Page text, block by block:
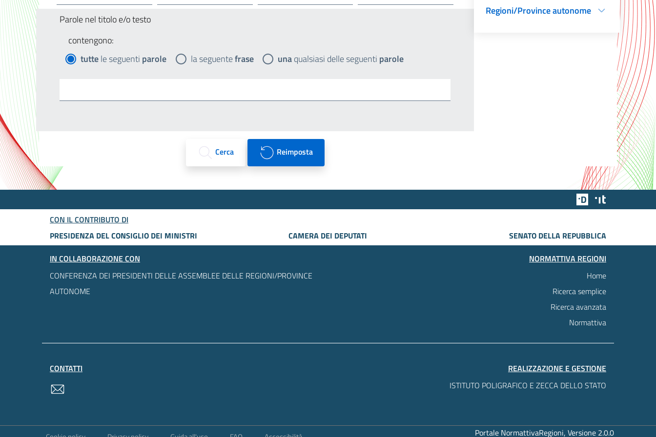
Parole nel titolo e/o testo
contengono:
tuttele seguenti parole la seguentefrase unaqualsiasi delle seguenti parole
Cerca Reimposta
Regioni/Province autonome
Team Digitale
CON IL CONTRIBUTO DI
PRESIDENZA DEL CONSIGLIO DEI MINISTRI
CAMERA DEI DEPUTATI
SENATO DELLA REPUBBLICA
IN COLLABORAZIONE CON
CONFERENZA DEI PRESIDENTI DELLE ASSEMBLEE DELLE REGIONI/PROVINCE
AUTONOME
NORMATTIVA REGIONI
Home
Ricerca semplice
Ricerca avanzata
Normattiva
CONTATTI
REALIZZAZIONE E GESTIONE
ISTITUTO POLIGRAFICO E ZECCA DELLO STATO
Portale NormattivaRegioni, Versione 2.0.0